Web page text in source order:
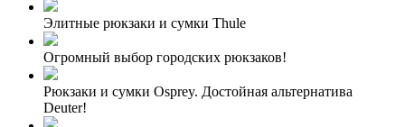
Элитные рюкзаки и сумки Thule
Огромный выбор городских рюкзаков!
Рюкзаки и сумки Osprey. Достойная альтернатива
Deuter!